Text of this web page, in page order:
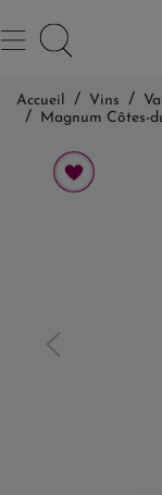
Accueil Vins
Magnum Côtes-